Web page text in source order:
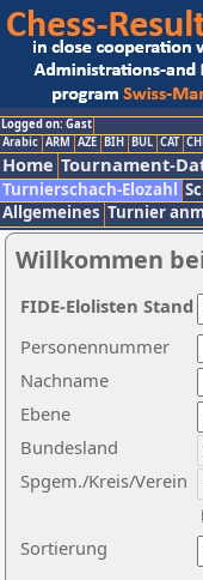
Logged on: Gast
Arabic ARM AZE BIH BUL CAT
Home Tournament-
Turnierschach-Elozahl
Allgemeines Turnier
Willkommen
Nachname
Ebene
Sortierung
Personennummer
Bundesland
Spgem./Kreis/Verein
FIDE-Elolisten Stand